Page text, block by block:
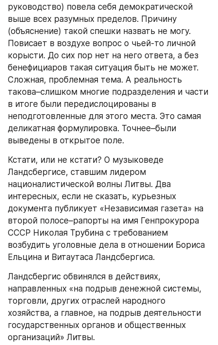
руководство) повела себя демократической
выше всех разумных пределов. Причину
(объяснение) такой спешки назвать не могу.
Повисает в воздухе вопрос о чьей-то личной
корысти. До сих пор нет на него ответа, а без
бенефициаров такая ситуация быть не может.
Сложная, проблемная тема. А реальность
такова–слишком многие подразделения и части
в итоге были передислоцированы в
неподготовленные для этого места. Это самая
деликатная формулировка. Точнее–были
выведены в открытое поле.
Кстати, или не кстати? О музыковеде
Ландсбергисе, ставшим лидером
националистической волны Литвы. Два
интересных, если не сказать, курьезных
документа публикует «Независимая газета» на
второй полосе–рапорты на имя Генпрокурора
СССР Николая Трубина с требованием
возбудить уголовные дела в отношении Бориса
Ельцина и Витаутаса Ландсбергиса.
Ландсбергис обвинялся в действиях,
направленных «на подрыв денежной системы,
торговли, других отраслей народного
хозяйства, а главное, на подрыв деятельности
государственных органов и общественных
организаций» Литвы.